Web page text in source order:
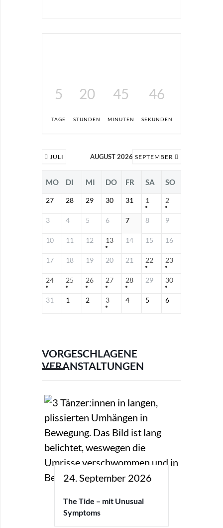
5
TAGE
20
STUNDEN
45
MINUTEN
46
SEKUNDEN
JULI AUGUST 2026 SEPTEMBER
MO DI MI DO FR SA SO
27 28 29 30 31 1 2
3 4 5 6 7 8 9
10 11 12 13 14 15 16
17 18 19 20 21 22 23
24 25 26 27 28 29 30
31 1 2 3 4 5 6
VORGESCHLAGENE
VERANSTALTUNGEN
24. September 2026
The Tide – mit Unusual
Symptoms